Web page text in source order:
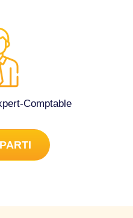
Comptable